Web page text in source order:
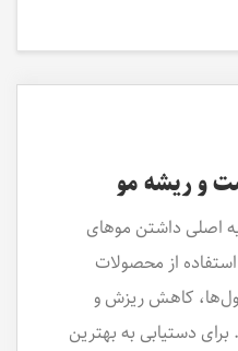
و ریشه مو
اصلی داشتن موهای
از محصولات
کاهش ریزش و
دستیابی به بهترین